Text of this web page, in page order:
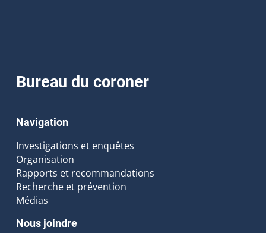
Bureau du coroner
Navigation
Investigations et enquêtes
Organisation
Rapports et recommandations
Recherche et prévention
Médias
Nous joindre